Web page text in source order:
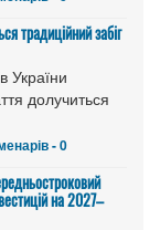
традиційний забіг
України
долучиться
- 0
на 2027–